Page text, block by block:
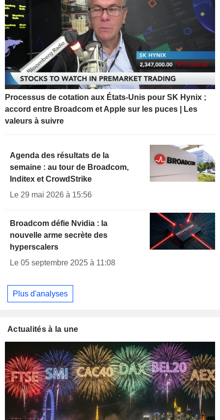
Processus de cotation aux États-Unis pour SK Hynix ;
accord entre Broadcom et Apple sur les puces | Les
valeurs à suivre
Agenda des résultats de la
semaine : au tour de Broadcom,
Inditex et CrowdStrike
Le 29 mai 2026 à 15:56
Broadcom défie Nvidia : la
nouvelle arme secrète des
hyperscalers
Le 05 septembre 2025 à 11:08
Plus d'analyses
Actualités à la une